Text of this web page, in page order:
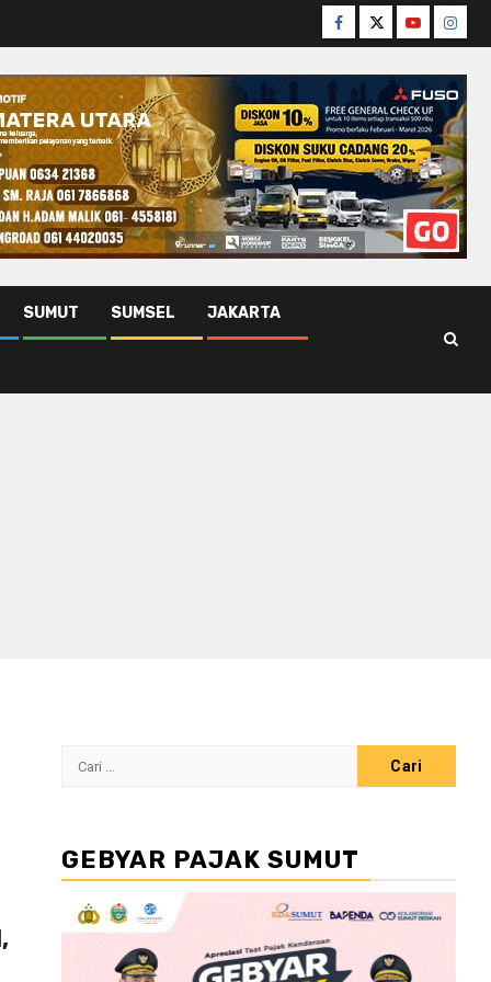
Facebook
TwitterYoutube
SUMUT SUMSEL JAKARTA
Cari
GEBYAR PAJAK SUMUT